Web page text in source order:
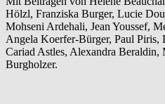
Hölzl, Franziska Burger, Lucie
Mohseni Ardehali, Jean Youssef,
Angela Koerfer-Bürger, Paul Piris,
Cariad Astles, Alexandra Beraldin,
Burgholzer.